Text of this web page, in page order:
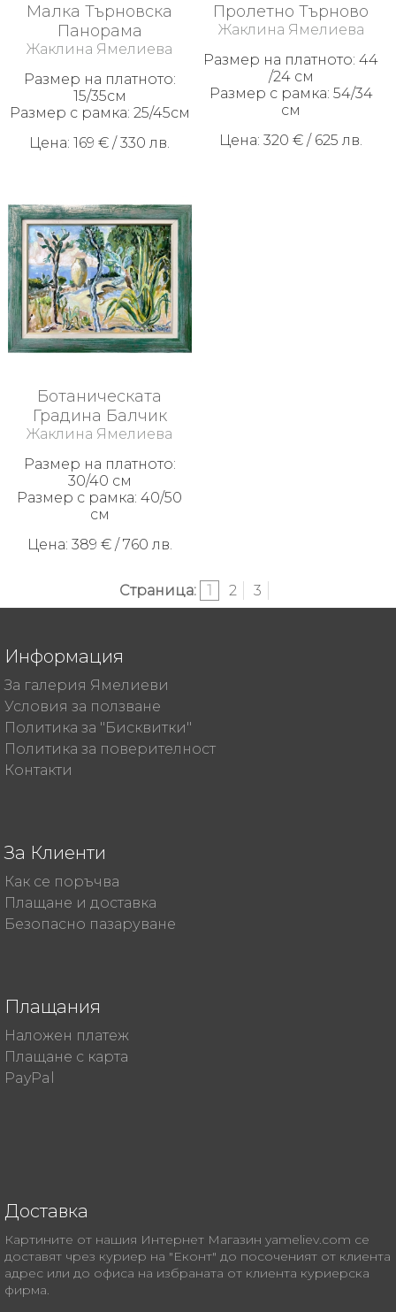
Малка Търновска
Панорама
Жаклина Ямелиева
Размер на платното:
15/35см
Размер с рамка: 25/45см
Цена: 169 € / 330 лв.
Пролетно Търново
Жаклина Ямелиева
Размер на платното: 44
/24 см
Размер с рамка: 54/34
см
Цена: 320 € / 625 лв.
Ботаническата
Градина Балчик
Жаклина Ямелиева
Размер на платното:
30/40 см
Размер с рамка: 40/50
см
Цена: 389 € / 760 лв.
Страница: 1 2 3
Информация
За галерия Ямелиеви
Условия за ползване
Политика за "Бисквитки"
Политика за поверителност
Контакти
За Клиенти
Как се поръчва
Плащане и доставка
Безопасно пазаруване
Плащания
Наложен платеж
Плащане с карта
PayPal
Доставка
Картините от нашия Интернет Магазин yameliev.com се
доставят чрез куриер на "Еконт" до посоченият от клиента
адрес или до офиса на избраната от клиента куриерска
фирма.